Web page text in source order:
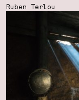
Ruben Terlou